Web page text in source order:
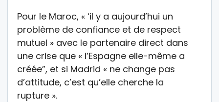
Pour le Maroc, « ‘il y a aujourd’hui un
problème de confiance et de respect
mutuel » avec le partenaire direct dans
une crise que « l’Espagne elle-même a
créée”, et si Madrid « ne change pas
d’attitude, c’est qu’elle cherche la
rupture ».